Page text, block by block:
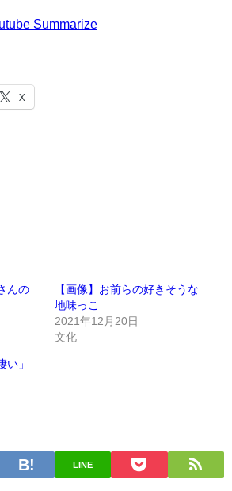
Summarize
X
んの
【画像】お前らの好きそうな
地味っこ
2021年12月20日
文化
い」
LINE